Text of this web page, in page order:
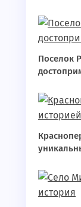
Поселок